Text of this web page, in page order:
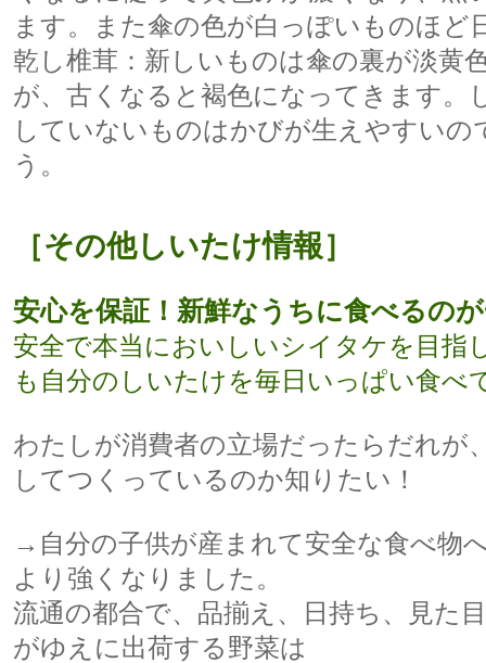
ます。また傘の色が白っぽいものほど
乾し椎茸：新しいものは傘の裏が淡黄
が、古くなると褐色になってきます。
していないものはかびが生えやすいの
う。
［その他しいたけ情報］
安心を保証！新鮮なうちに食べるの
安全で本当においしいシイタケを目指
も自分のしいたけを毎日いっぱい食べ
わたしが消費者の立場だったらだれが
してつくっているのか知りたい！
→自分の子供が産まれて安全な食べ物
より強くなりました。
流通の都合で、品揃え、日持ち、見た
がゆえに出荷する野菜は